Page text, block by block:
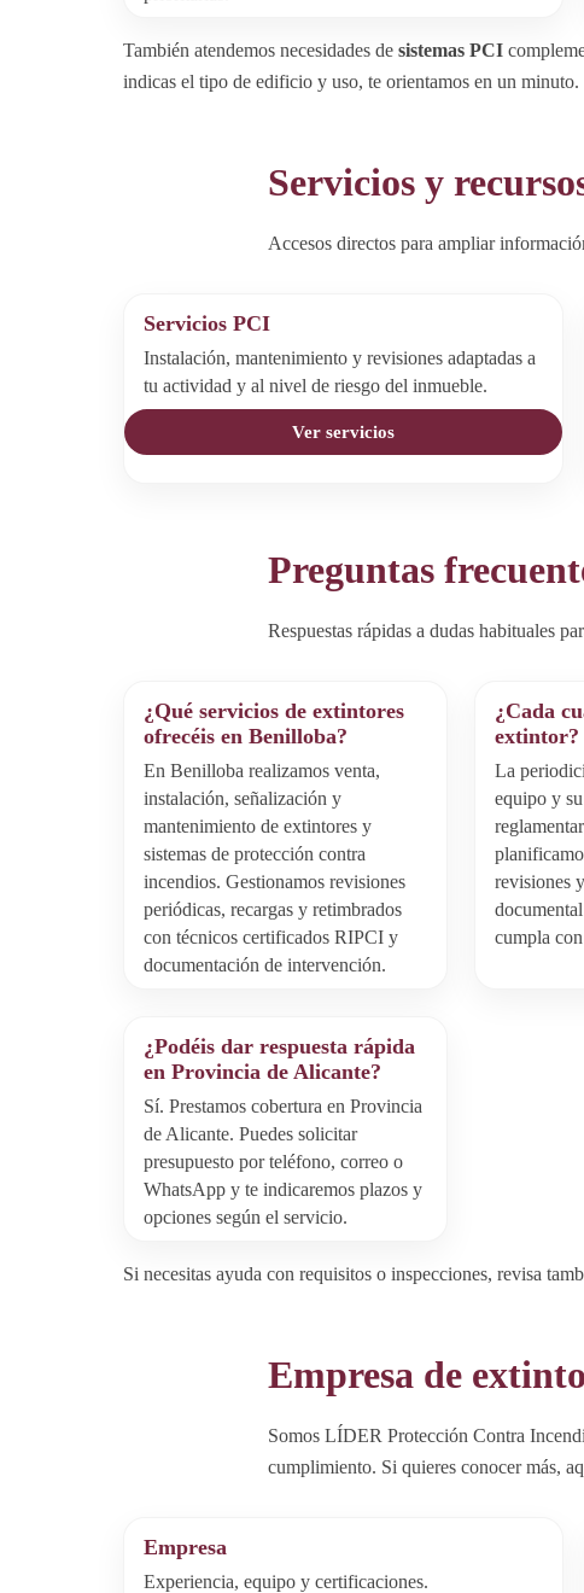
También atendemos necesidades de sistemas PCI
indicas el tipo de edificio y uso, te orientamos en un minuto.
Servicios y
Accesos directos para ampliar
Servicios PCI
Instalación, mantenimiento y revisiones adaptadas a
tu actividad y al nivel de riesgo del inmueble.
Ver servicios
Preguntas
Respuestas rápidas a dudas habituales
¿Qué servicios de extintores
ofrecéis en Benilloba?
En Benilloba realizamos venta,
instalación, señalización y
mantenimiento de extintores y
sistemas de protección contra
incendios. Gestionamos revisiones
periódicas, recargas y retimbrados
con técnicos certificados RIPCI y
documentación de intervención.
¿Cada
extintor?
La
equipo y
revisiones
cumpla
¿Podéis dar respuesta rápida
en Provincia de Alicante?
Sí. Prestamos cobertura en Provincia
de Alicante. Puedes solicitar
presupuesto por teléfono, correo o
WhatsApp y te indicaremos plazos y
opciones según el servicio.
Si necesitas ayuda con requisitos o inspecciones, revisa
Empresa de
Somos LÍDER Protección Contra
cumplimiento. Si quieres conocer más,
Empresa
Experiencia, equipo y certificaciones.